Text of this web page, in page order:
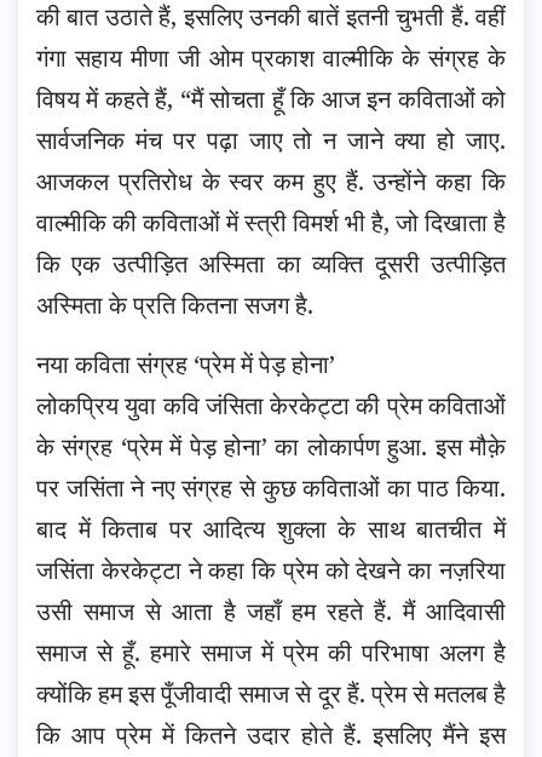
की बात उठाते हैं, इसलिए उनकी बातें इतनी चुभती हैं. वहीं
गंगा सहाय मीणा जी ओम प्रकाश वाल्मीकि के संग्रह के
विषय में कहते हैं, “मैं सोचता हूँ कि आज इन कविताओं को
सार्वजनिक मंच पर पढ़ा जाए तो न जाने क्या हो जाए.
आजकल प्रतिरोध के स्वर कम हुए हैं. उन्होंने कहा कि
वाल्मीकि की कविताओं में स्त्री विमर्श भी है, जो दिखाता है
कि एक उत्पीड़ित अस्मिता का व्यक्ति दूसरी उत्पीड़ित
अस्मिता के प्रति कितना सजग है.
नया कविता संग्रह ‘प्रेम में पेड़ होना’
लोकप्रिय युवा कवि जंसिता केरकेट्टा की प्रेम कविताओं
के संग्रह ‘प्रेम में पेड़ होना’ का लोकार्पण हुआ. इस मौक़े
पर जसिंता ने नए संग्रह से कुछ कविताओं का पाठ किया.
बाद में किताब पर आदित्य शुक्ला के साथ बातचीत में
जसिंता केरकेट्टा ने कहा कि प्रेम को देखने का नज़रिया
उसी समाज से आता है जहाँ हम रहते हैं. मैं आदिवासी
समाज से हूँ. हमारे समाज में प्रेम की परिभाषा अलग है
क्योंकि हम इस पूँजीवादी समाज से दूर हैं. प्रेम से मतलब है
कि आप प्रेम में कितने उदार होते हैं. इसलिए मैंने इस